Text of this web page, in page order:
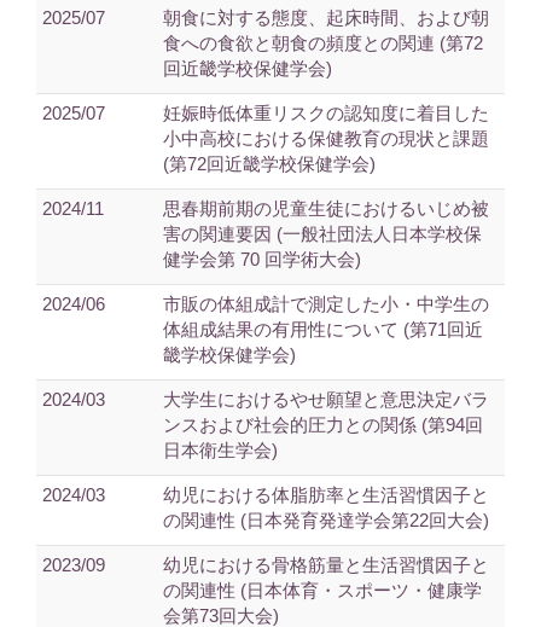
2025/07
朝食に対する態度、起床時間、および朝
食への食欲と朝食の頻度との関連 (第72
回近畿学校保健学会)
2025/07
妊娠時低体重リスクの認知度に着目した
小中高校における保健教育の現状と課題
(第72回近畿学校保健学会)
2024/11
思春期前期の児童生徒におけるいじめ被
害の関連要因 (一般社団法人日本学校保
健学会第 70 回学術大会)
2024/06
市販の体組成計で測定した小・中学生の
体組成結果の有用性について (第71回近
畿学校保健学会)
2024/03
大学生におけるやせ願望と意思決定バラ
ンスおよび社会的圧力との関係 (第94回
日本衛生学会)
2024/03
幼児における体脂肪率と生活習慣因子と
の関連性 (日本発育発達学会第22回大会)
2023/09
幼児における骨格筋量と生活習慣因子と
の関連性 (日本体育・スポーツ・健康学
会第73回大会)